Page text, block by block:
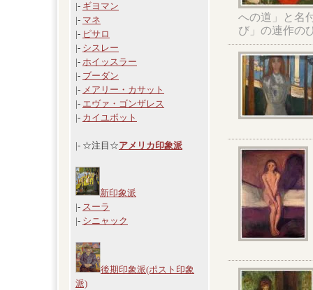
|- ギヨマン
|- マネ
|- ピサロ
|- シスレー
|- ホイッスラー
|- ブーダン
|- メアリー・カサット
|- エヴァ・ゴンザレス
|- カイユボット
|- ☆注目☆アメリカ印象派
新印象派
|- スーラ
|- シニャック
後期印象派(ポスト印象
派)
への道」と名
び」の連作の